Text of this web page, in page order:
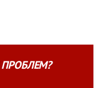
ПРОБЛЕМ?